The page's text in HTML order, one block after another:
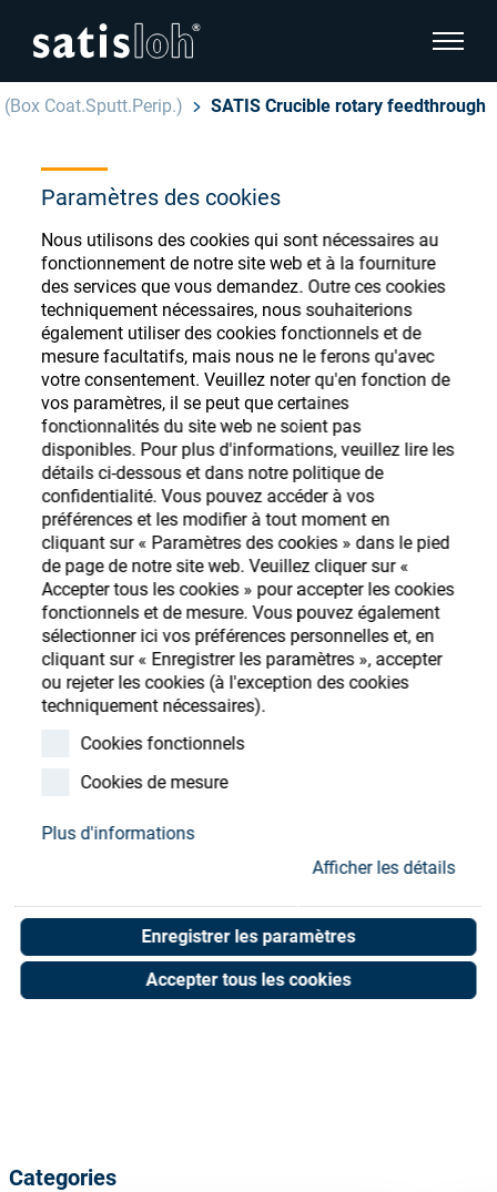
Paramètres des cookies
Nous utilisons des cookies qui sont nécessaires au
fonctionnement de notre site web et à la fourniture
des services que vous demandez. Outre ces cookies
techniquement nécessaires, nous souhaiterions
également utiliser des cookies fonctionnels et de
mesure facultatifs, mais nous ne le ferons qu'avec
votre consentement. Veuillez noter qu'en fonction de
vos paramètres, il se peut que certaines
fonctionnalités du site web ne soient pas
disponibles. Pour plus d'informations, veuillez lire les
détails ci-dessous et dans notre politique de
confidentialité. Vous pouvez accéder à vos
préférences et les modifier à tout moment en
cliquant sur « Paramètres des cookies » dans le pied
de page de notre site web. Veuillez cliquer sur «
Accepter tous les cookies » pour accepter les cookies
fonctionnels et de mesure. Vous pouvez également
sélectionner ici vos préférences personnelles et, en
cliquant sur « Enregistrer les paramètres », accepter
ou rejeter les cookies (à l'exception des cookies
techniquement nécessaires).
Cookies fonctionnels
Cookies de mesure
Plus d'informations
Afficher les détails
Enregistrer les paramètres
Accepter tous les cookies
afficher
Français
Ophtalmique
Optique de précision
Qui sommes-nous ?
Carrière
Ressources
Contact
Store
cacher la navigation de la page
English
Deutsch
Español
汉语
Coat.Sputt.Perip.) SATIS Crucible rotary feedthrough
Magasin de
consommables
ophtalmiques
Enregistrez-vous ou connectez-vous pour
accéder à vos comptes et découvrir notre
large gamme de consommables ophtalmiques
S'enregistrer Login
SATIS Crucible rotary
feedthrough
Art. No. 20903619
Shop now
Categories